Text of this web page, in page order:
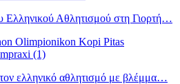
Ελληνικού Αθλητισμού στη Γιορτή…
ελληνικό αθλητισμό με βλέμμα…